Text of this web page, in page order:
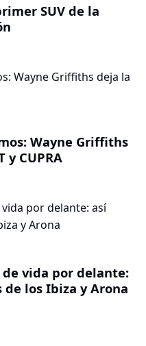
SUV de la
Wayne Griffiths
y CUPRA
de vida por delante:
los Ibiza y Arona